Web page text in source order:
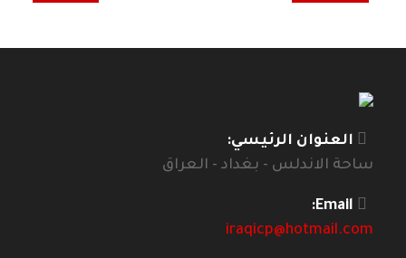
العنوان الرئيسي:
ساحة الاندلس - بغداد - العراق
Email:
iraqicp@hotmail.com